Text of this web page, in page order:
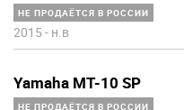
НЕ ПРОДАЁТСЯ В РОССИИ
2015 - н.в
Yamaha MT-10 SP
НЕ ПРОДАЁТСЯ В РОССИИ